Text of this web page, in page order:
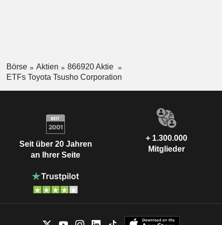
Börse Aktien
866920 Aktie
ETFs Toyota Tsusho Corporation
Seit über 20 Jahren
an Ihrer Seite
+ 1.300.000
Mitglieder